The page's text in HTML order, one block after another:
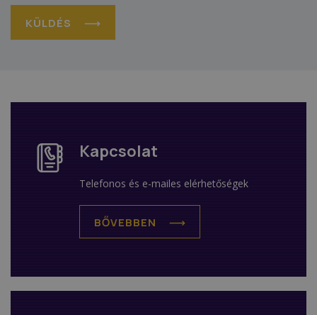
Kapcsolat
Telefonos és e-mailes elérhetőségek
BŐVEBBEN
KÜLDÉS